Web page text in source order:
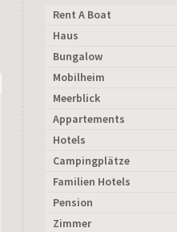
Rent A Boat
Haus
Bungalow
Mobilheim
Meerblick
Appartements
Hotels
Campingplätze
Familien Hotels
Pension
Zimmer